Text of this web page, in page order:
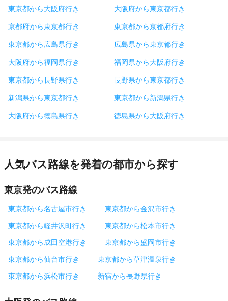
東京都から大阪府行き 大阪府から東京都行き
京都府から東京都行き 東京都から京都府行き
東京都から広島県行き 広島県から東京都行き
大阪府から福岡県行き 福岡県から大阪府行き
東京都から長野県行き 長野県から東京都行き
新潟県から東京都行き 東京都から新潟県行き
大阪府から徳島県行き 徳島県から大阪府行き
人気バス路線を発着の都市から探す
東京発のバス路線
東京都から名古屋市行き
東京都から金沢市行き
東京都から軽井沢町行き
東京都から松本市行き
東京都から成田空港行き
東京都から盛岡市行き
東京都から仙台市行き
東京都から草津温泉行き
東京都から浜松市行き
新宿から長野県行き